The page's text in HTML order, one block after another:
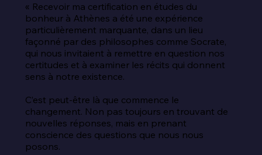
« Recevoir ma certification en études du
bonheur à Athènes a été une expérience
particulièrement marquante, dans un lieu
façonné par des philosophes comme Socrate,
qui nous invitaient à remettre en question nos
certitudes et à examiner les récits qui donnent
sens à notre existence.
C’est peut-être là que commence le
changement. Non pas toujours en trouvant de
nouvelles réponses, mais en prenant
conscience des questions que nous nous
posons.